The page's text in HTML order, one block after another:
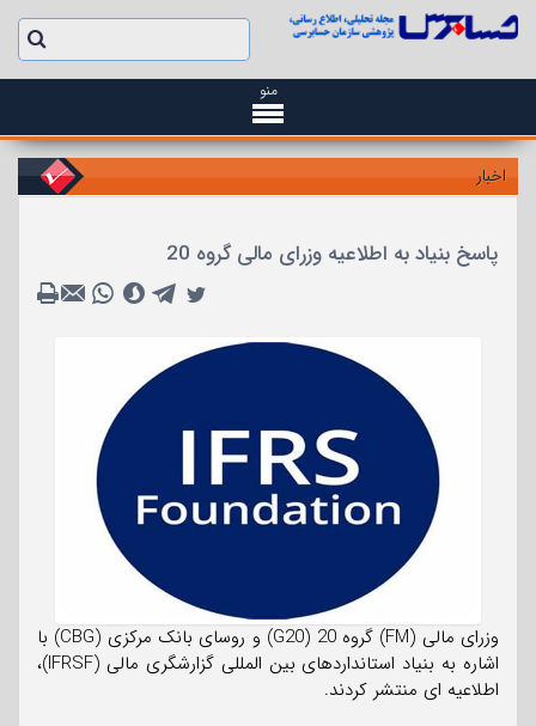
منو
اخبار
پاسخ بنیاد به اطلاعیه وزرای مالی گروه 20
وزرای مالی (FM) گروه 20 (G20) و روسای بانک مرکزی (CBG) با
اشاره به بنیاد استانداردهای بین المللی گزارشگری مالی (IFRSF)،
اطلاعیه ای منتشر کردند.